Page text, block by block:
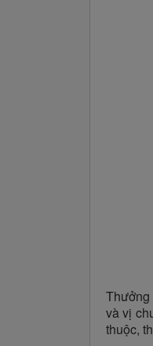
Thưởng
và vị
thuộc,